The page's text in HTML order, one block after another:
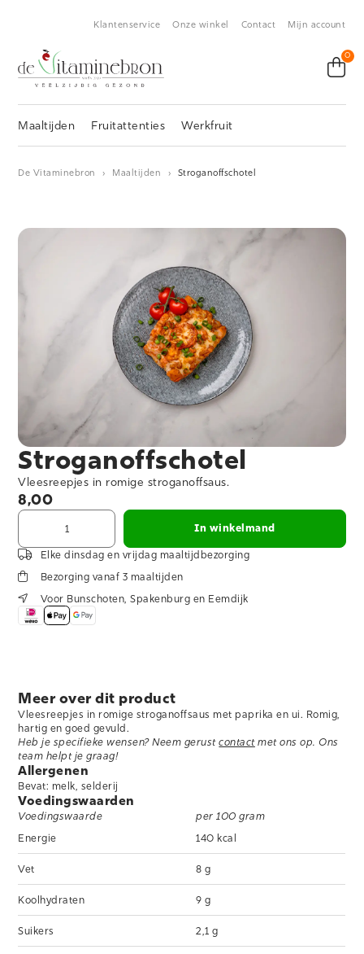
Klantenservice Onze winkel Contact Mijn account
0
Maaltijden Fruitattenties Werkfruit
De Vitaminebron › Maaltijden › Stroganoffschotel
Stroganoffschotel
Vleesreepjes in romige stroganoffsaus.
8,00
In winkelmand
Elke dinsdag en vrijdag maaltijdbezorging
Bezorging vanaf 3 maaltijden
Voor Bunschoten, Spakenburg en Eemdijk
Meer over dit product
Vleesreepjes in romige stroganoffsaus met paprika en ui. Romig,
hartig en goed gevuld.
Heb je specifieke wensen? Neem gerustcontactmet ons op. Ons
team helpt je graag!
Allergenen
Bevat: melk, selderij
Voedingswaarden
Voedingswaarde
per 100 gram
Energie
140 kcal
Vet 8 g
Koolhydraten 9 g
Suikers 2,1 g